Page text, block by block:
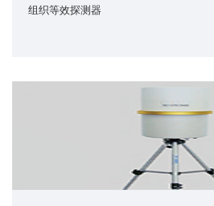
组织等效探测器